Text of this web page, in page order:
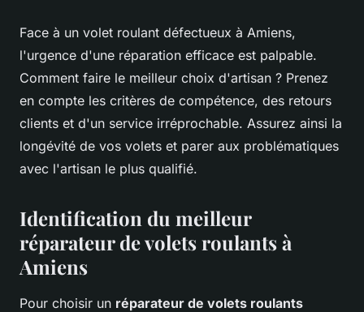
Face à un volet roulant défectueux à Amiens,
l'urgence d'une réparation efficace est palpable.
Comment faire le meilleur choix d'artisan ? Prenez
en compte les critères de compétence, des retours
clients et d'un service irréprochable. Assurez ainsi la
longévité de vos volets et parer aux problématiques
avec l'artisan le plus qualifié.
Identification du meilleur
réparateur de volets roulants à
Amiens
Pour choisir un réparateur de volets roulants